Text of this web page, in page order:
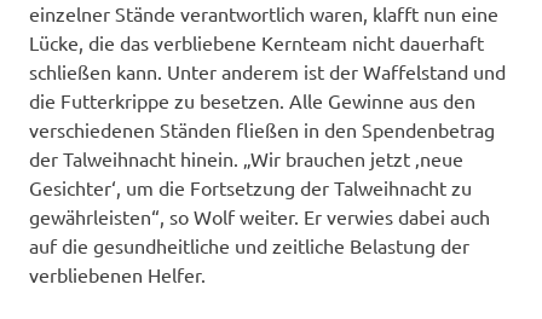
einzelner Stände verantwortlich waren, klafft nun eine
Lücke, die das verbliebene Kernteam nicht dauerhaft
schließen kann. Unter anderem ist der Waffelstand und
die Futterkrippe zu besetzen. Alle Gewinne aus den
verschiedenen Ständen fließen in den Spendenbetrag
der Talweihnacht hinein. „Wir brauchen jetzt ‚neue
Gesichter‘, um die Fortsetzung der Talweihnacht zu
gewährleisten“, so Wolf weiter. Er verwies dabei auch
auf die gesundheitliche und zeitliche Belastung der
verbliebenen Helfer.